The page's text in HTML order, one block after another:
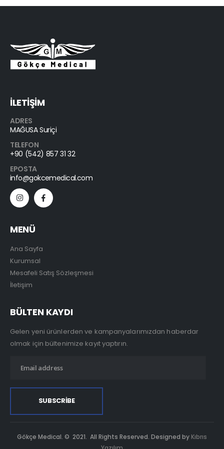
İLETİŞİM
ADRES
MAĞUSA Suriçi
TELEFON
+90 (542) 857 31 32
EPOSTA
info@gokcemedical.com
MENÜ
Ana Sayfa
Kurumsal
Mesafeli Satış Sözleşmesi
İletişim
BÜLTEN KAYDI
Gelen yeni ürünlerden ve kampanyalarımızdan haberdar
olmak için bültenimize kayıt yaptırın.
Gökçe Medical. © 2021. All Rights Reserved. Designed by Kıbrıs